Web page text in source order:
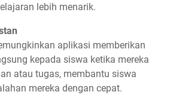
lebih menarik.
aplikasi memberikan
kepada siswa ketika mereka
atau tugas, membantu siswa
mereka dengan cepat.